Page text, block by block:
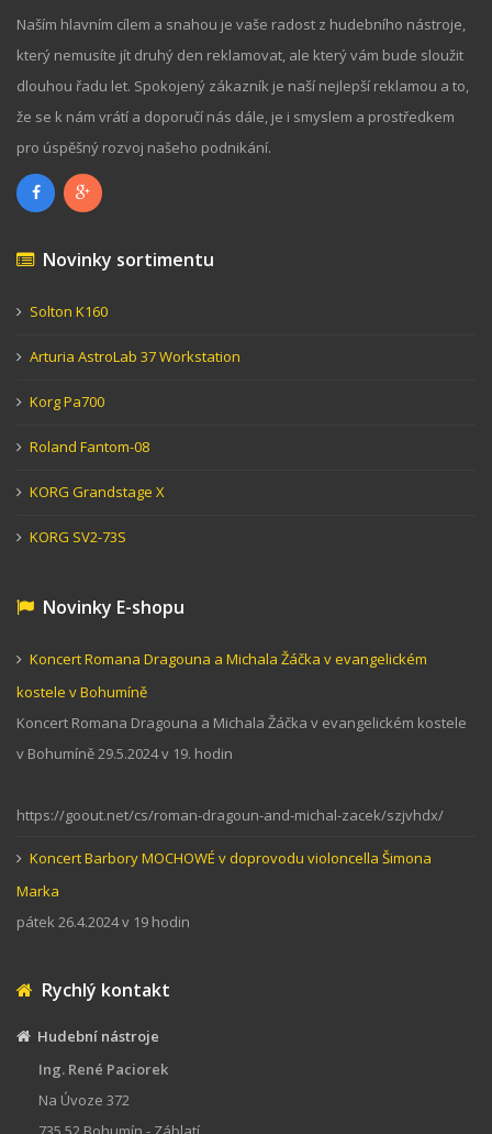
Naším hlavním cílem a snahou je vaše radost z hudebního nástroje,
který nemusíte jít druhý den reklamovat, ale který vám bude sloužit
dlouhou řadu let. Spokojený zákazník je naší nejlepší reklamou a to,
že se k nám vrátí a doporučí nás dále, je i smyslem a prostředkem
pro úspěšný rozvoj našeho podnikání.
Novinky sortimentu
Solton K160
Arturia AstroLab 37 Workstation
Korg Pa700
Roland Fantom-08
KORG Grandstage X
KORG SV2-73S
Novinky E-shopu
Koncert Romana Dragouna a Michala Žáčka v evangelickém
kostele v Bohumíně
Koncert Romana Dragouna a Michala Žáčka v evangelickém kostele
v Bohumíně 29.5.2024 v 19. hodin
https://goout.net/cs/roman-dragoun-and-michal-zacek/szjvhdx/
Koncert Barbory MOCHOWÉ v doprovodu violoncella Šimona
Marka
pátek 26.4.2024 v 19 hodin
Rychlý kontakt
Hudební nástroje
Ing. René Paciorek
Na Úvoze 372